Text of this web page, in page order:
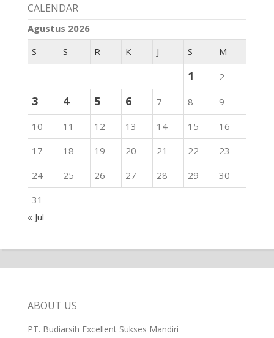
CALENDAR
Agustus 2026
S
S R K J S M
1 2
3 4 5 6 7 8
9
10
11 12 13 14 15
16
17
18 19 20 21 22
23
24
25 26 27 28 29
30
31
« Jul
ABOUT US
PT. Budiarsih Excellent Sukses Mandiri